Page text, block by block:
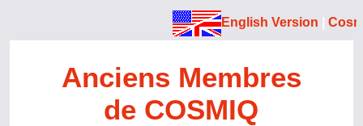
English Version
Anciens Membres
de COSMIQ